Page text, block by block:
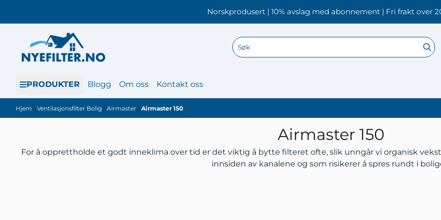
Norskprodusert | 10% avslag med abonnement | Fri frakt over
PRODUKTER Blogg Om oss Kontakt oss
Hjem / Ventilasjonsfilter Bolig / Airmaster / Airmaster 150
Airmaster 150
For å opprettholde et godt inneklima over tid er det viktig å bytte filteret ofte, slik unngår vi organisk
innsiden av kanalene og som risikerer å spres rundt i